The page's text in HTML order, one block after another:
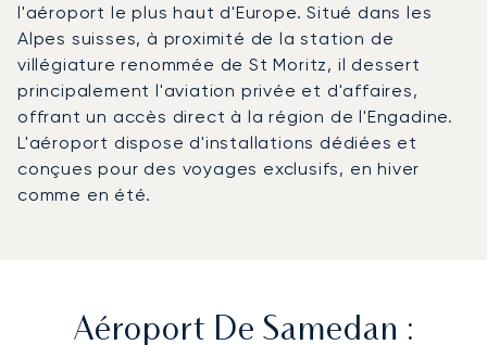
l'aéroport le plus haut d'Europe. Situé dans les
Alpes suisses, à proximité de la station de
villégiature renommée de St Moritz, il dessert
principalement l'aviation privée et d'affaires,
offrant un accès direct à la région de l'Engadine.
L'aéroport dispose d'installations dédiées et
conçues pour des voyages exclusifs, en hiver
comme en été.
Aéroport De Samedan :